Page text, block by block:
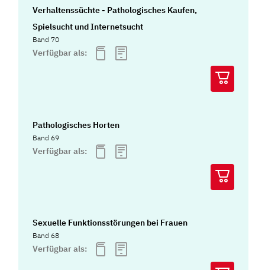
Verhaltenssüchte - Pathologisches Kaufen,
Spielsucht und Internetsucht
Band 70
Verfügbar als:
Pathologisches Horten
Band 69
Verfügbar als:
Sexuelle Funktionsstörungen bei Frauen
Band 68
Verfügbar als: